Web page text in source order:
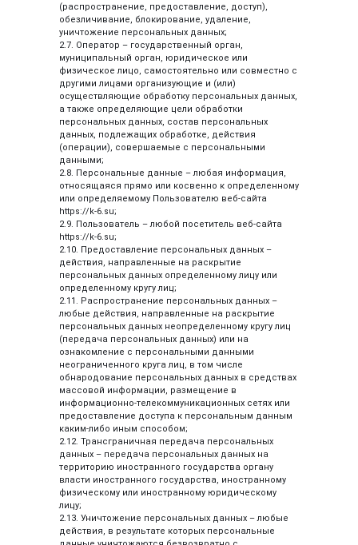
(распространение, предоставление, доступ),
обезличивание, блокирование, удаление,
уничтожение персональных данных;
2.7. Оператор – государственный орган,
муниципальный орган, юридическое или
физическое лицо, самостоятельно или совместно с
другими лицами организующие и (или)
осуществляющие обработку персональных данных,
а также определяющие цели обработки
персональных данных, состав персональных
данных, подлежащих обработке, действия
(операции), совершаемые с персональными
данными;
2.8. Персональные данные – любая информация,
относящаяся прямо или косвенно к определенному
или определяемому Пользователю веб-сайта
https://k-6.su;
2.9. Пользователь – любой посетитель веб-сайта
https://k-6.su;
2.10. Предоставление персональных данных –
действия, направленные на раскрытие
персональных данных определенному лицу или
определенному кругу лиц;
2.11. Распространение персональных данных –
любые действия, направленные на раскрытие
персональных данных неопределенному кругу лиц
(передача персональных данных) или на
ознакомление с персональными данными
неограниченного круга лиц, в том числе
обнародование персональных данных в средствах
массовой информации, размещение в
информационно-телекоммуникационных сетях или
предоставление доступа к персональным данным
каким-либо иным способом;
2.12. Трансграничная передача персональных
данных – передача персональных данных на
территорию иностранного государства органу
власти иностранного государства, иностранному
физическому или иностранному юридическому
лицу;
2.13. Уничтожение персональных данных – любые
действия, в результате которых персональные